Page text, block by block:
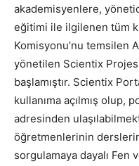
akademisyenlere,
eğitimi ile ilgilenen tüm
Komisyonu’nu temsilen
yönetilen Scientix
başlamıştır. Scientix
kullanıma açılmış olup,
adresinden
öğretmenlerinin
sorgulamaya dayalı